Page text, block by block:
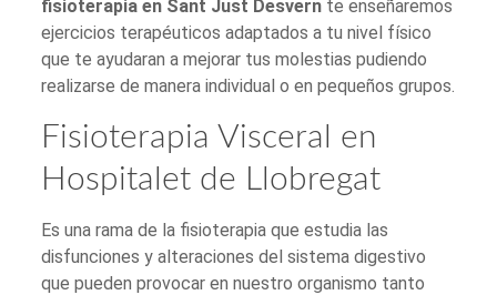
fisioterapia en Sant Just Desvern te enseñaremos
ejercicios terapéuticos adaptados a tu nivel físico
que te ayudaran a mejorar tus molestias pudiendo
realizarse de manera individual o en pequeños grupos.
Fisioterapia Visceral en
Hospitalet de Llobregat
Es una rama de la fisioterapia que estudia las
disfunciones y alteraciones del sistema digestivo
que pueden provocar en nuestro organismo tanto